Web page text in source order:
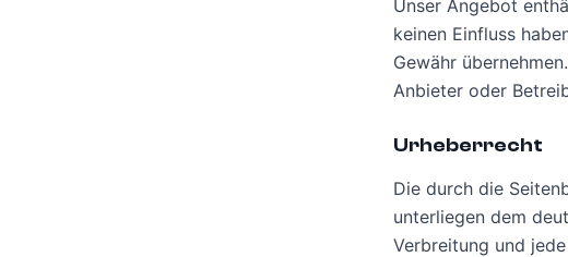
Unser Angebot
keinen Einfluss
Gewähr
Anbieter oder
Urheberrecht
Die durch die
unterliegen dem
Verbreitung und